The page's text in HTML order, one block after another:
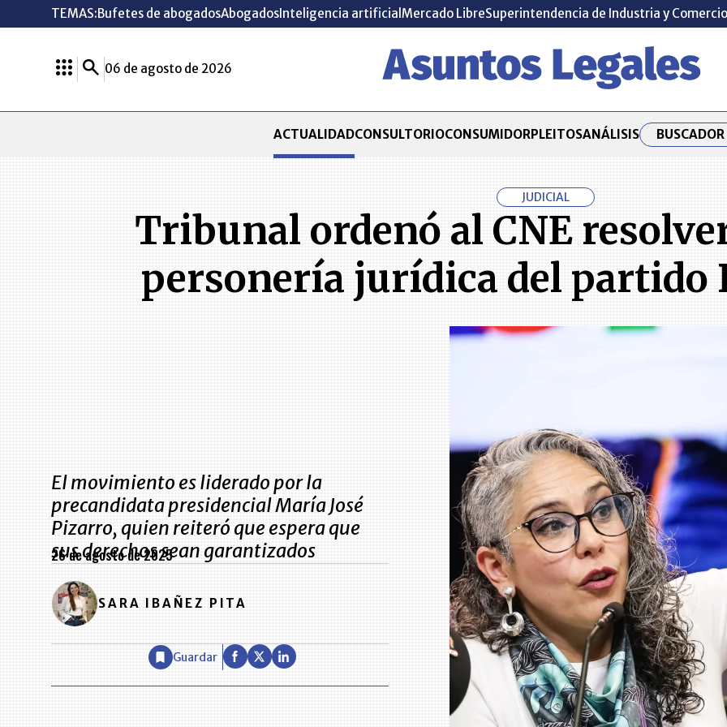
TEMAS:Bufetes de abogadosAbogadosInteligencia artificial Mercado LibreSuperintendencia de Industria y Comercio
06 de agosto de 2026
ACTUALIDADCONSULTORIOCONSUMIDORPLEITOSANÁLISIS
JUDICIAL
Tribunal ordenó al CNE
personería jurídica del partido
El movimiento es liderado por la
precandidata presidencial María José
Pizarro, quien reiteró que espera que
sus derechos sean garantizados
26 de agosto de 2025
SARA IBAÑEZ PITA
Guardar